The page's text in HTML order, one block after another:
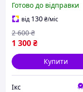
підтримкою запису
карту пам'яті та
циклічного запису для
безпеки
Готово до відправки
від 130₴/міс
1 300₴
2 600 ₴
Купити
Ікс